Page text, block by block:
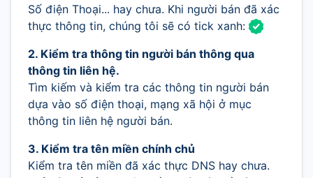
Số điện Thoại... hay chưa. Khi người bán đã xác
thực thông tin, chúng tôi sẽ có tick xanh:
2. Kiểm tra thông tin người bán thông qua
thông tin liên hệ.
Tìm kiếm và kiểm tra các thông tin người bán
dựa vào số điện thoại, mạng xã hội ở mục
thông tin liên hệ người bán.
3. Kiểm tra tên miền chính chủ
Kiểm tra tên miền đã xác thực DNS hay chưa.